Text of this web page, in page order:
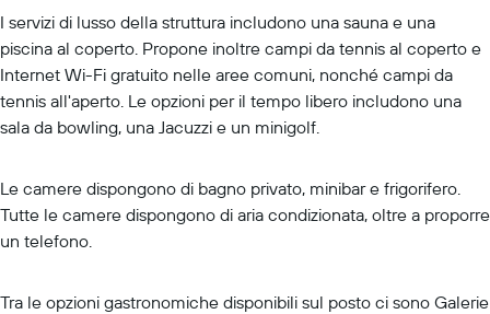
I servizi di lusso della struttura includono una sauna e una
piscina al coperto. Propone inoltre campi da tennis al coperto e
Internet Wi-Fi gratuito nelle aree comuni, nonché campi da
tennis all'aperto. Le opzioni per il tempo libero includono una
sala da bowling, una Jacuzzi e un minigolf.
Le camere dispongono di bagno privato, minibar e frigorifero.
Tutte le camere dispongono di aria condizionata, oltre a proporre
un telefono.
Tra le opzioni gastronomiche disponibili sul posto ci sono Galerie